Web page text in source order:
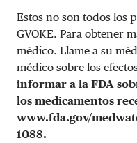
Estos no son todos los
GVOKE. Para obtener
médico. Llame a su
médico sobre los
informar a la FDA
los medicamentos
www.fda.gov/
1088.